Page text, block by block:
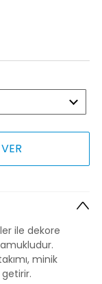
ile dekore
minik